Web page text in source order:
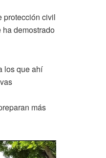
protección civil
demostrado
los que ahí
más